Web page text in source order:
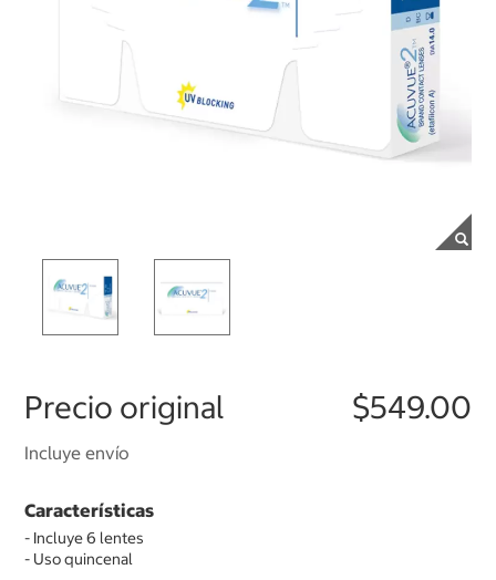
Precio original $549.00
Incluye envío
Características
- Incluye 6 lentes
- Uso quincenal